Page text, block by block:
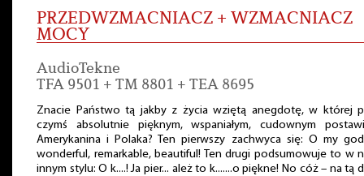
PRZEDWZMACNIACZ + WZMACNIACZ
MOCY
AudioTekne
TFA 9501 + TM 8801 + TEA 8695
Znacie Państwo tą jakby z życia wziętą anegdotę, w której
czymś absolutnie pięknym, wspaniałym, cudownym
Amerykanina i Polaka? Ten pierwszy zachwyca się: O my
wonderful, remarkable, beautiful! Ten drugi podsumowuje to w
innym stylu: O k....! Ja pier... ależ to k.......o piękne! No cóż – na tą